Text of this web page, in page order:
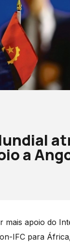
a
mais apoio do
IFC para